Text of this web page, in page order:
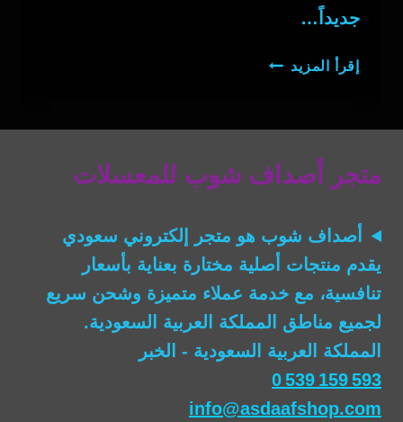
جديداً…
إقرأ المزيد معسل
متجر أصداف شوب للمعسلات
أصداف شوب هو متجر إلكتروني سعودي
يقدم منتجات أصلية مختارة بعناية بأسعار
تنافسية، مع خدمة عملاء متميزة وشحن سريع
لجميع مناطق المملكة العربية السعودية.
المملكة العربية السعودية - الخبر
0 539 159 593
info@asdaafshop.com